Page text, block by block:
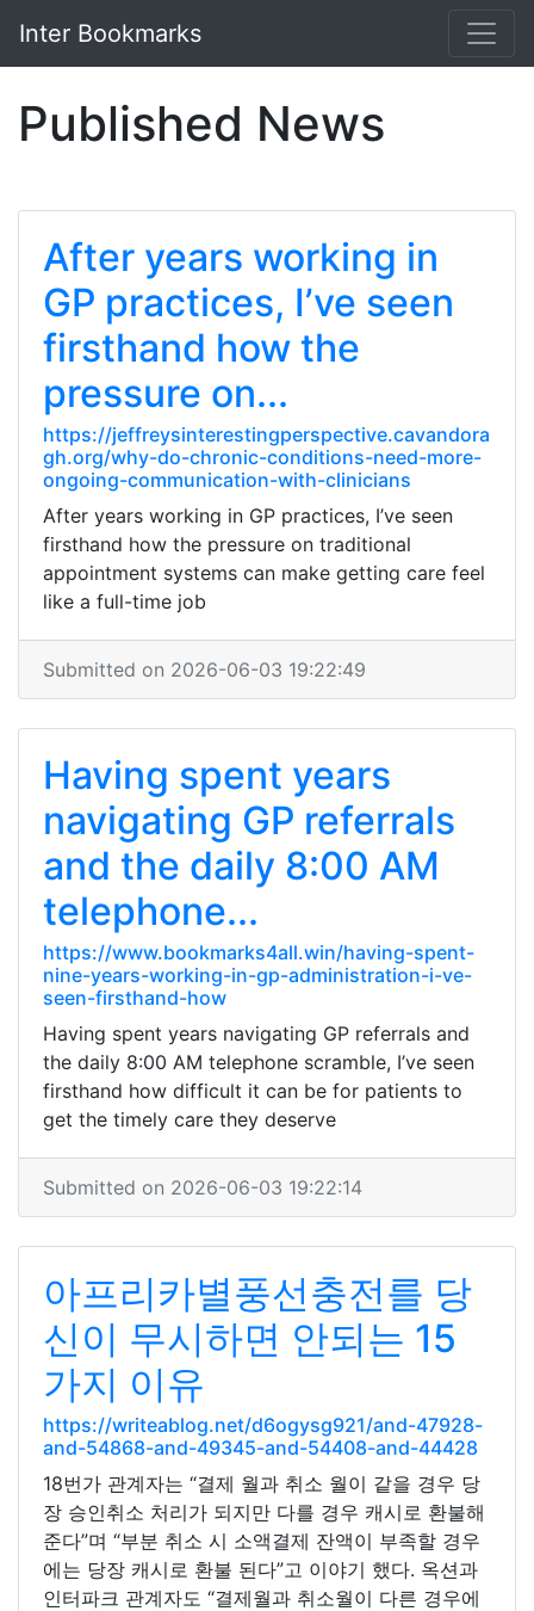
Inter Bookmarks
Published News
After years working in
GP practices, I’ve seen
firsthand how the
pressure on...
https://jeffreysinterestingperspective.cavandora
gh.org/why-do-chronic-conditions-need-more-
ongoing-communication-with-clinicians
After years working in GP practices, I’ve seen
firsthand how the pressure on traditional
appointment systems can make getting care feel
like a full-time job
Submitted on 2026-06-03 19:22:49
Having spent years
navigating GP referrals
and the daily 8:00 AM
telephone...
https://www.bookmarks4all.win/having-spent-
nine-years-working-in-gp-administration-i-ve-
seen-firsthand-how
Having spent years navigating GP referrals and
the daily 8:00 AM telephone scramble, I’ve seen
firsthand how difficult it can be for patients to
get the timely care they deserve
Submitted on 2026-06-03 19:22:14
아프리카별풍선충전를 당
신이 무시하면 안되는 15
가지 이유
https://writeablog.net/d6ogysg921/and-47928-
and-54868-and-49345-and-54408-and-44428
18번가 관계자는 “결제 월과 취소 월이 같을 경우 당
장 승인취소 처리가 되지만 다를 경우 캐시로 환불해
준다”며 “부분 취소 시 소액결제 잔액이 부족할 경우
에는 당장 캐시로 환불 된다”고 이야기 했다. 옥션과
인터파크 관계자도 “결제월과 취소월이 다른 경우에